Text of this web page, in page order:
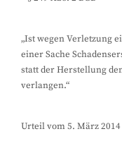
„Ist wegen Verletzung
einer Sache
statt der Herstellung
verlangen.“
Urteil vom 5. März 2014